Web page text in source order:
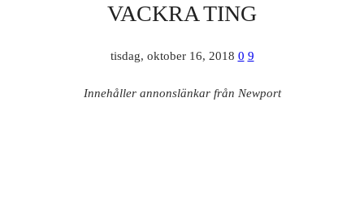
VACKRA TING
tisdag, oktober 16, 2018 0 9
Innehåller annonslänkar från Newport